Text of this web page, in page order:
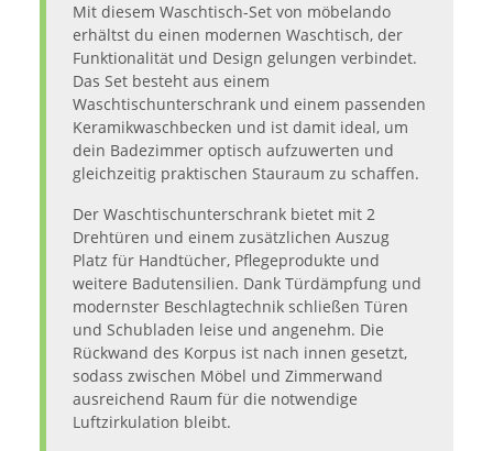
Mit diesem Waschtisch-Set von möbelando
erhältst du einen modernen Waschtisch, der
Funktionalität und Design gelungen verbindet.
Das Set besteht aus einem
Waschtischunterschrank und einem passenden
Keramikwaschbecken und ist damit ideal, um
dein Badezimmer optisch aufzuwerten und
gleichzeitig praktischen Stauraum zu schaffen.
Der Waschtischunterschrank bietet mit 2
Drehtüren und einem zusätzlichen Auszug
Platz für Handtücher, Pflegeprodukte und
weitere Badutensilien. Dank Türdämpfung und
modernster Beschlagtechnik schließen Türen
und Schubladen leise und angenehm. Die
Rückwand des Korpus ist nach innen gesetzt,
sodass zwischen Möbel und Zimmerwand
ausreichend Raum für die notwendige
Luftzirkulation bleibt.